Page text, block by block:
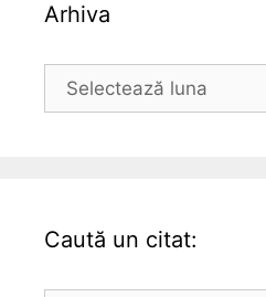
Arhiva
Arhiva
Caută un citat: